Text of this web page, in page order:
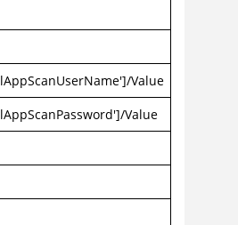
Value
Value